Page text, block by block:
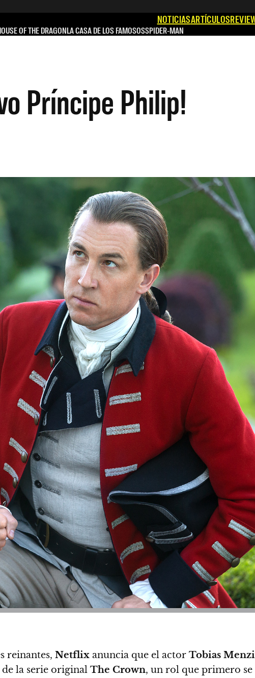
NOTICIASARTÍCULOS
OF THE DRAGONLA CASA DE LOS FAMOSOSSPIDER-MAN
Príncipe Philip!
reinantes, Netflix anuncia que el actor Tobias
de la serie original The Crown, un rol que primero